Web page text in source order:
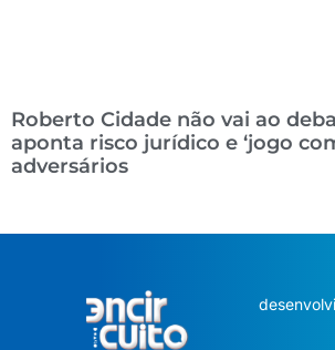
Roberto Cidade não vai ao
aponta risco jurídico e ‘jogo
adversários